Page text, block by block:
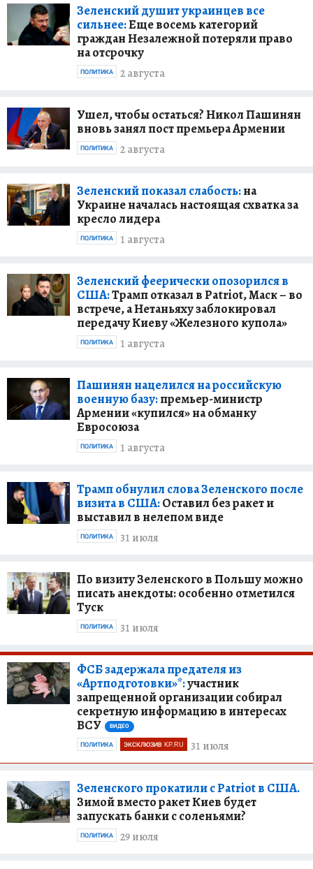
Зеленский душит украинцев все
сильнее:Еще восемь категорий
граждан Незалежной потеряли право
на отсрочку
2 августа
ПОЛИТИКА
Ушел, чтобы остаться? Никол Пашинян
вновь занял пост премьера Армении
2 августа
ПОЛИТИКА
Зеленский показал слабость:на
Украине началась настоящая схватка за
кресло лидера
1 августа
ПОЛИТИКА
Зеленский феерически опозорился в
США:Трамп отказал в Patriot, Маск – во
встрече, а Нетаньяху заблокировал
передачу Киеву «Железного купола»
1 августа
ПОЛИТИКА
Пашинян нацелился на российскую
военную базу:премьер-министр
Армении «купился» на обманку
Евросоюза
1 августа
ПОЛИТИКА
Трамп обнулил слова Зеленского после
визита в США:Оставил без ракет и
выставил в нелепом виде
31 июля
ПОЛИТИКА
По визиту Зеленского в Польшу можно
писать анекдоты: особенно отметился
Туск
31 июля
ПОЛИТИКА
ФСБ задержала предателя из
«Артподготовки»*:участник
запрещенной организации собирал
секретную информацию в интересах
ВСУ
ВИДЕО
31 июля
ПОЛИТИКА ЭКСКЛЮЗИВ KP.RU
Зеленского прокатили с Patriot в США.
Зимой вместо ракет Киев будет
запускать банки с соленьями?
29 июля
ПОЛИТИКА